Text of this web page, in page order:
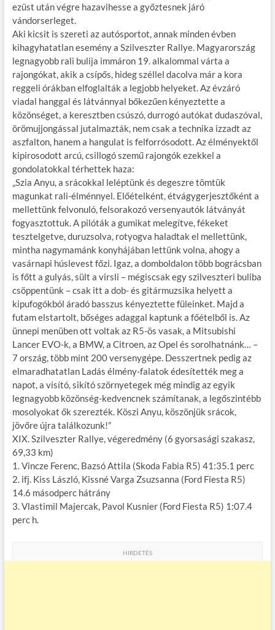
ezüst után végre hazavihesse a győztesnek járó
vándorserleget.
Aki kicsit is szereti az autósportot, annak minden évben
kihagyhatatlan esemény a Szilveszter Rallye. Magyarország
legnagyobb rali bulija immáron 19. alkalommal várta a
rajongókat, akik a csípős, hideg széllel dacolva már a kora
reggeli órákban elfoglalták a legjobb helyeket. Az évzáró
viadal hanggal és látvánnyal bőkezűen kényeztette a
közönséget, a keresztben csúszó, durrogó autókat dudaszóval,
örömujjongással jutalmazták, nem csak a technika izzadt az
aszfalton, hanem a hangulat is felforrósodott. Az élményektől
kipirosodott arcú, csillogó szemű rajongók ezekkel a
gondolatokkal térhettek haza:
„Szia Anyu, a srácokkal leléptünk és degeszre tömtük
magunkat rali-élménnyel. Előételként, étvágygerjesztőként a
mellettünk felvonuló, felsorakozó versenyautók látványát
fogyasztottuk. A pilóták a gumikat melegítve, fékeket
tesztelgetve, duruzsolva, rotyogva haladtak el mellettünk,
mintha nagymamánk konyhájában lettünk volna, ahogy a
vasárnapi húslevest főzi. Igaz, a domboldalon több bográcsban
is főtt a gulyás, sült a virsli – mégiscsak egy szilveszteri buliba
csöppentünk – csak itt a dob- és gitármuzsika helyett a
kipufogókból áradó basszus kényeztette füleinket. Majd a
futam elstartolt, bőséges adaggal kaptunk a főételből is. Az
ünnepi menüben ott voltak az R5-ös vasak, a Mitsubishi
Lancer EVO-k, a BMW, a Citroen, az Opel és sorolhatnánk… –
7 ország, több mint 200 versenygépe. Desszertnek pedig az
elmaradhatatlan Ladás élmény-falatok édesítették meg a
napot, a visító, sikító szörnyetegek még mindig az egyik
legnagyobb közönség-kedvencnek számítanak, a legőszintébb
mosolyokat ők szerezték. Köszi Anyu, köszönjük srácok,
jövőre újra találkozunk!”
XIX. Szilveszter Rallye, végeredmény (6 gyorsasági szakasz,
69,33 km)
1. Vincze Ferenc, Bazsó Attila (Skoda Fabia R5) 41:35.1 perc
2. ifj. Kiss László, Kissné Varga Zsuzsanna (Ford Fiesta R5)
14.6 másodperc hátrány
3. Vlastimil Majercak, Pavol Kusnier (Ford Fiesta R5) 1:07.4
perc h.
HIRDETÉS